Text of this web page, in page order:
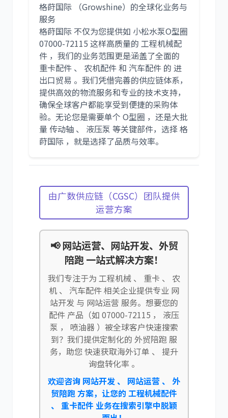
格莳国际 （Growshine）的全球化业务与
服务
格莳国际 不仅为您提供如 小松水泵O型圈
07000-72115 这样高质量的 工程机械配
件 ，我们的业务范围更是涵盖了全面的
重卡配件 、 农机配件 和 汽车配件 的 进
出口贸易 。我们凭借完善的供应链体系，
提供高效的物流服务和专业的技术支持，
确保全球客户都能享受到便捷的采购体
验。无论您是需要单个 O型圈 ，还是大批
量 传动轴 、 液压泵 等关键部件，选择 格
莳国际 ，就是选择了品质与效率。
由广数供应链（CGSC）团队提供
运营方案
📢 网站运营、网站开发、外贸
陪跑 一站式解决方案！
我们专注于为 工程机械 、 重卡 、 农
机 、 汽车配件 相关企业提供专业 网
站开发 与 网站运营 服务。想要您的
配件 产品（如 07000-72115 ， 液压
泵 ， 喷油器 ）被全球客户快速搜索
到？我们提供定制化的 外贸陪跑 服
务，助您 快速获取海外订单 、 提升
询盘转化率 。
欢迎咨询 网站开发 、 网站运营 、 外
贸陪跑 方案，让您的 工程机械配件
、 重卡配件 业务在搜索引擎中脱颖